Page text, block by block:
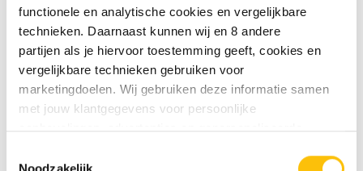
functionele en analytische cookies en vergelijkbare
technieken. Daarnaast kunnen wij en 8 andere
partijen als je hiervoor toestemming geeft, cookies en
vergelijkbare technieken gebruiken voor
marketingdoelen. Wij gebruiken deze informatie samen
met jouw klantgegevens voor persoonlijke
aanbevelingen, advertenties en gepersonaliseerde
ervaringen: je eigen DTDD (gepersonaliseerde
YAYA Kombucha Passionfruit BIO
blik 33cl
Craft Frisdrank | N.v.t.
€2.49